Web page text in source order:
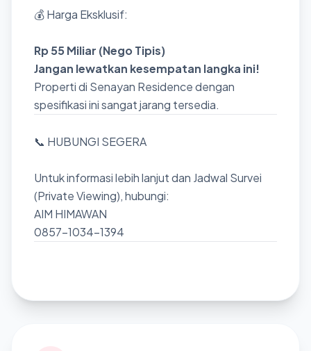
💰 Harga Eksklusif:
Rp 55 Miliar (Nego Tipis)
Jangan lewatkan kesempatan langka ini!
Properti di Senayan Residence dengan
spesifikasi ini sangat jarang tersedia.
📞 HUBUNGI SEGERA
Untuk informasi lebih lanjut dan Jadwal Survei
(Private Viewing), hubungi:
AIM HIMAWAN
0857-1034-1394